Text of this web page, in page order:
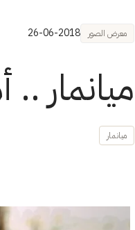
معرض الصور 26-06-2018
ميانمار
ميانمار